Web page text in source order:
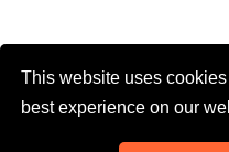
This website uses
best experience on our